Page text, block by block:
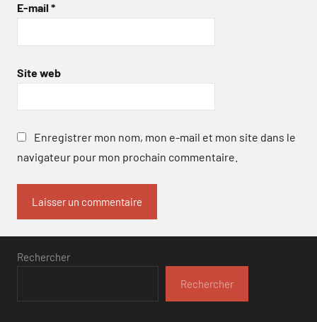
E-mail *
Site web
Enregistrer mon nom, mon e-mail et mon site dans le
navigateur pour mon prochain commentaire.
Rechercher
Rechercher